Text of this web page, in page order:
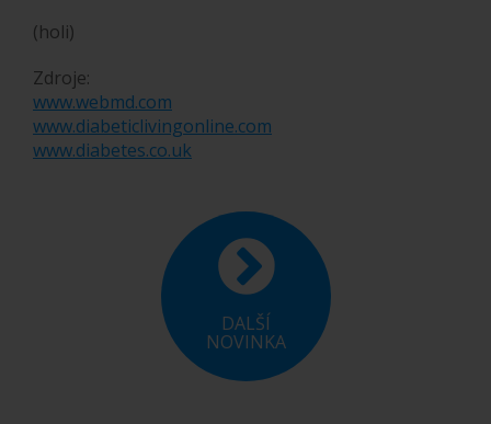
(holi)
Zdroje:
www.webmd.com
www.diabeticlivingonline.com
www.diabetes.co.uk
DALŠÍ
NOVINKA